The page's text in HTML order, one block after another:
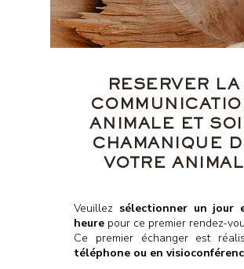
RESERVER LA
ANIMALE ET
CHAMANIQUE
VOTRE ANIMAL
Veuillez sélectionner un jour
heure pour ce premier rendez-
Ce premier échanger est
téléphone ou en